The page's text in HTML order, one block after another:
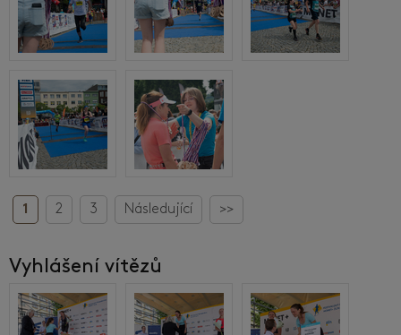
1 2 3 Následující >>
Vyhlášení vítězů